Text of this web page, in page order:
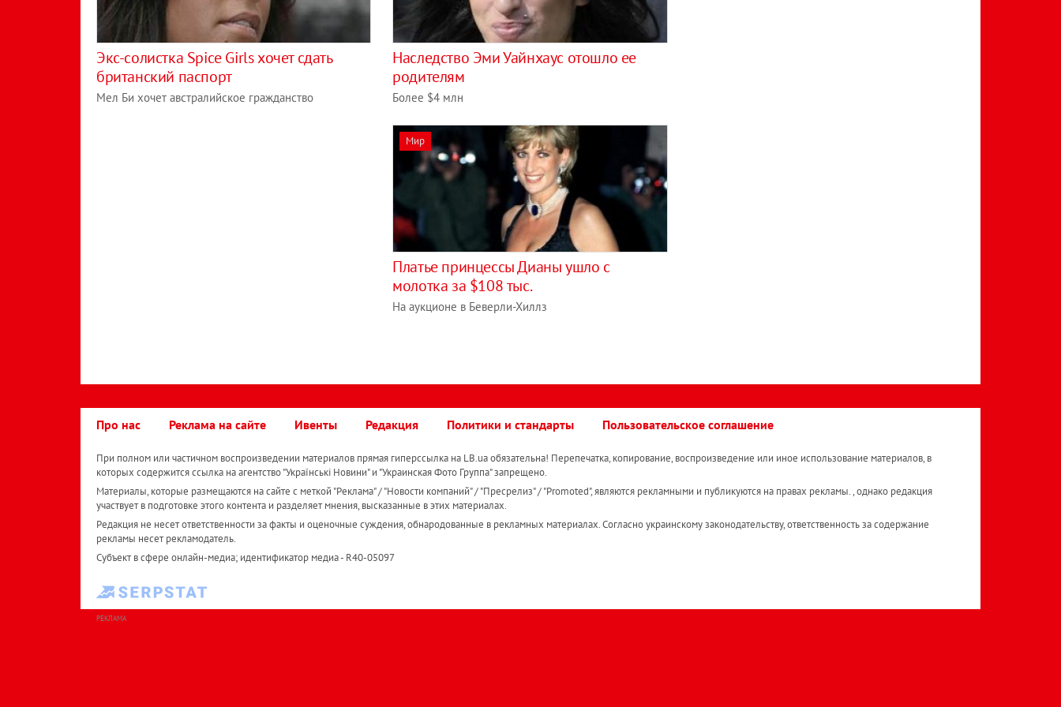
Экс-солистка Spice Girls хочет сдать
британский паспорт
Мел Би хочет австралийское гражданство
Наследство Эми Уайнхаус отошло ее
родителям
Более $4 млн
Мир
Платье принцессы Дианы ушло с
молотка за $108 тыс.
На аукционе в Беверли-Хиллз
Про нас Реклама на сайте Ивенты Редакция Политики и стандарты Пользовательское соглашение
При полном или частичном воспроизведении материалов прямая гиперссылка на LB.ua обязательна! Перепечатка, копирование, воспроизведение или иное использование материалов, в
которых содержится ссылка на агентство "Українськi Новини" и "Украинская Фото Группа" запрещено.
Материалы, которые размещаются на сайте с меткой "Реклама" / "Новости компаний" / "Пресрелиз" / "Promoted", являются рекламными и публикуются на правах рекламы. , однако редакция
участвует в подготовке этого контента и разделяет мнения, высказанные в этих материалах.
Редакция не несет ответственности за факты и оценочные суждения, обнародованные в рекламных материалах. Согласно украинскому законодательству, ответственность за содержание
рекламы несет рекламодатель.
Субъект в сфере онлайн-медиа; идентификатор медиа - R40-05097
РЕКЛАМА